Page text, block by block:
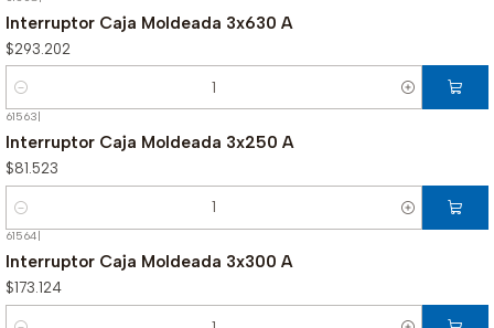
Interruptor Caja Moldeada 3x630 A
$293.202
Cantidad
61563
Interruptor Caja Moldeada 3x250 A
$81.523
Cantidad
61564
Interruptor Caja Moldeada 3x300 A
$173.124